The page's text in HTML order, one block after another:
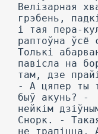
Велізарная
грэбень,
і тая пера-
раптоўна ўсё
Толькі
павісла на
там, дзе
- А цяпер ты
быў акунь? -
нейкім
Снорк. -
не трапіцца.